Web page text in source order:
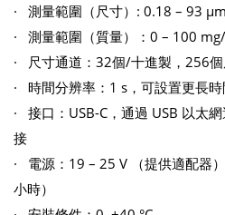
· 測量範圍（尺寸）: 0.18 – 93 µm
· 測量範圍（質量）：0 – 100
· 尺寸通道：32個/十進製，256
· 時間分辨率：1 s，可設置更長
· 接口：USB-C，通過 USB 以太
接
· 電源：19 – 25 V （提供適配器
小時）